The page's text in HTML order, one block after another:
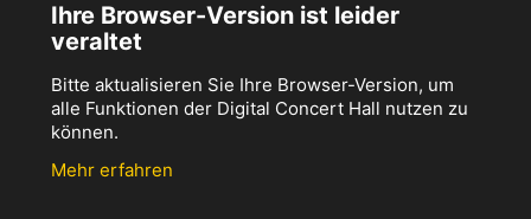
Ihre Browser-Version ist leider
veraltet
Bitte aktualisieren Sie Ihre Browser-Version, um
alle Funktionen der Digital Concert Hall nutzen zu
können.
Mehr erfahren